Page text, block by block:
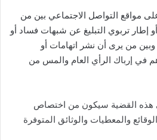
مواقع التواصل الاجتماعي بين من
تربوي التبليغ عن شبهات فساد أو
من يرى أن نشر اتهامات أو
في إرباك الرأي العام والمس من
هذه القضية سيكون من اختصاص
والمعطيات والوثائق المتوفرة